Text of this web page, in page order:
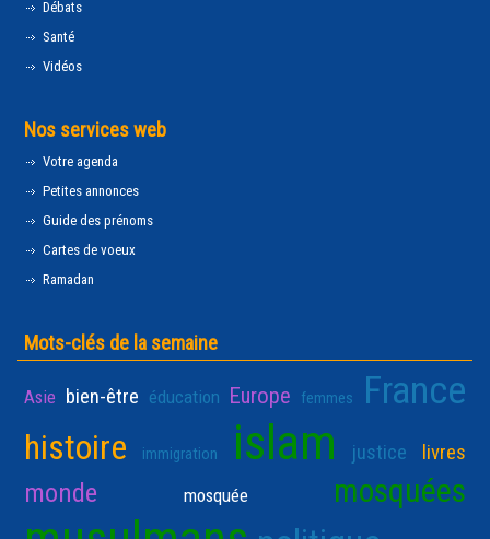
Débats
Santé
Vidéos
Nos services web
Votre agenda
Petites annonces
Guide des prénoms
Cartes de voeux
Ramadan
Mots-clés de la semaine
Asie bien-être éducation Europe femmes France
histoire immigration islam justice livres
monde mosquée mosquées